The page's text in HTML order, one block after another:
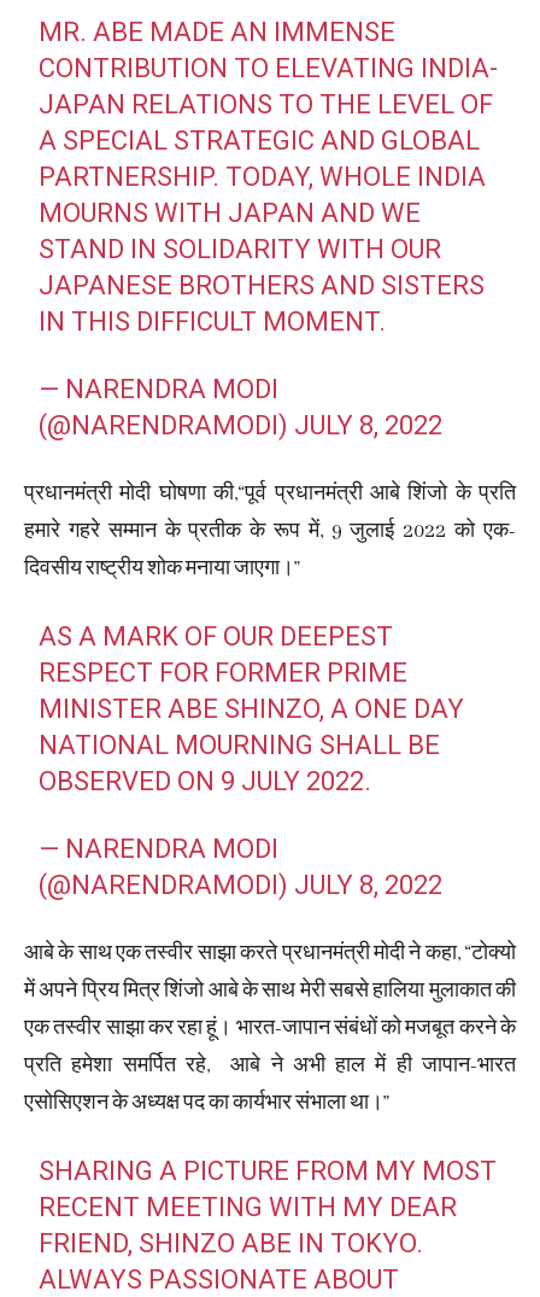
MR. ABE MADE AN IMMENSE
CONTRIBUTION TO ELEVATING INDIA-
JAPAN RELATIONS TO THE LEVEL OF
A SPECIAL STRATEGIC AND GLOBAL
PARTNERSHIP. TODAY, WHOLE INDIA
MOURNS WITH JAPAN AND WE
STAND IN SOLIDARITY WITH OUR
JAPANESE BROTHERS AND SISTERS
IN THIS DIFFICULT MOMENT.
— NARENDRA MODI
(@NARENDRAMODI) JULY 8, 2022
प्रधानमंत्री मोदी घोषणा की,“पूर्व प्रधानमंत्री आबे शिंजो के प्रति
हमारे गहरे सम्मान के प्रतीक के रूप में, 9 जुलाई 2022 को एक-
दिवसीय राष्ट्रीय शोक मनाया जाएगा।”
AS A MARK OF OUR DEEPEST
RESPECT FOR FORMER PRIME
MINISTER ABE SHINZO, A ONE DAY
NATIONAL MOURNING SHALL BE
OBSERVED ON 9 JULY 2022.
— NARENDRA MODI
(@NARENDRAMODI) JULY 8, 2022
आबे के साथ एक तस्वीर साझा करते प्रधानमंत्री मोदी ने कहा, “टोक्यो
में अपने प्रिय मित्र शिंजो आबे के साथ मेरी सबसे हालिया मुलाकात की
एक तस्वीर साझा कर रहा हूं। भारत-जापान संबंधों को मजबूत करने के
प्रति हमेशा समर्पित रहे, आबे ने अभी हाल में ही जापान-भारत
एसोसिएशन के अध्यक्ष पद का कार्यभार संभाला था।”
SHARING A PICTURE FROM MY MOST
RECENT MEETING WITH MY DEAR
FRIEND, SHINZO ABE IN TOKYO.
ALWAYS PASSIONATE ABOUT